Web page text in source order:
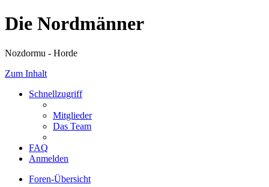
Die Nordmänner
Nozdormu - Horde
Zum Inhalt
Schnellzugriff
Mitglieder
Das Team
FAQ
Anmelden
Foren-Übersicht